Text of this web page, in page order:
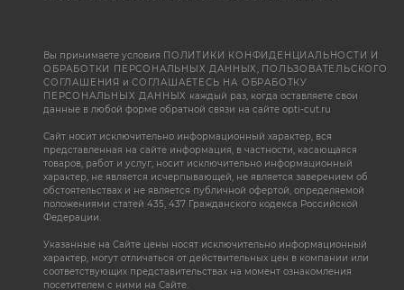
Вы принимаете условия ПОЛИТИКИ КОНФИДЕНЦИАЛЬНОСТИ И
ОБРАБОТКИ ПЕРСОНАЛЬНЫХ ДАННЫХ, ПОЛЬЗОВАТЕЛЬСКОГО
СОГЛАШЕНИЯ иСОГЛАШАЕТЕСЬ НА ОБРАБОТКУ
ПЕРСОНАЛЬНЫХ ДАННЫХ каждый раз, когда оставляете свои
данные в любой форме обратной связи на сайте opti-cut.ru
Сайт носит исключительно информационный характер, вся
представленная на сайте информация, в частности, касающаяся
товаров, работ и услуг, носит исключительно информационный
характер, не является исчерпывающей, не является заверением об
обстоятельствах и не является публичной офертой, определяемой
положениями статей 435, 437 Гражданского кодекса Российской
Федерации.
Указанные на Сайте цены носят исключительно информационный
характер, могут отличаться от действительных цен в компании или
соответствующих представительствах на момент ознакомления
посетителем с ними на Сайте.